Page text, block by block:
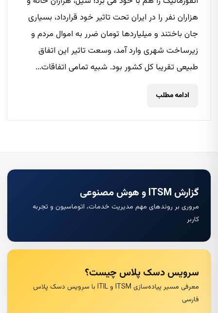
هزاران نفر را در ایران تحت تاثیر خود قرارداد، بسیاری
جان باختند و میلیاردها تومان ضرر به اموال مردم و
زیرساخت شهری وارد آمد، وسعت تاثیر این اتفاق
طبیعی تقریبا کل کشور بود. شبیه تمامی اتفاقات...
ادامه مطلب
گزارش ITSM و هوش مصنوعی
مروری بر روندهای مهم مدیریت خدمات، اتوماسیون و تجربه
کاربر
سرویس دسک پلاس چیست؟
معرفی مسیر پیاده‌سازی ITSM و ITIL با سرویس دسک پلاس
فارسی